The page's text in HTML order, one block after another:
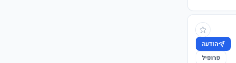
הודעה
פרופיל